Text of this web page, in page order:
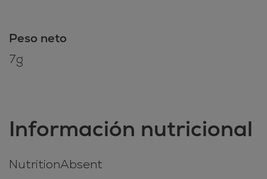
Peso neto
7g
Información nutricional
NutritionAbsent